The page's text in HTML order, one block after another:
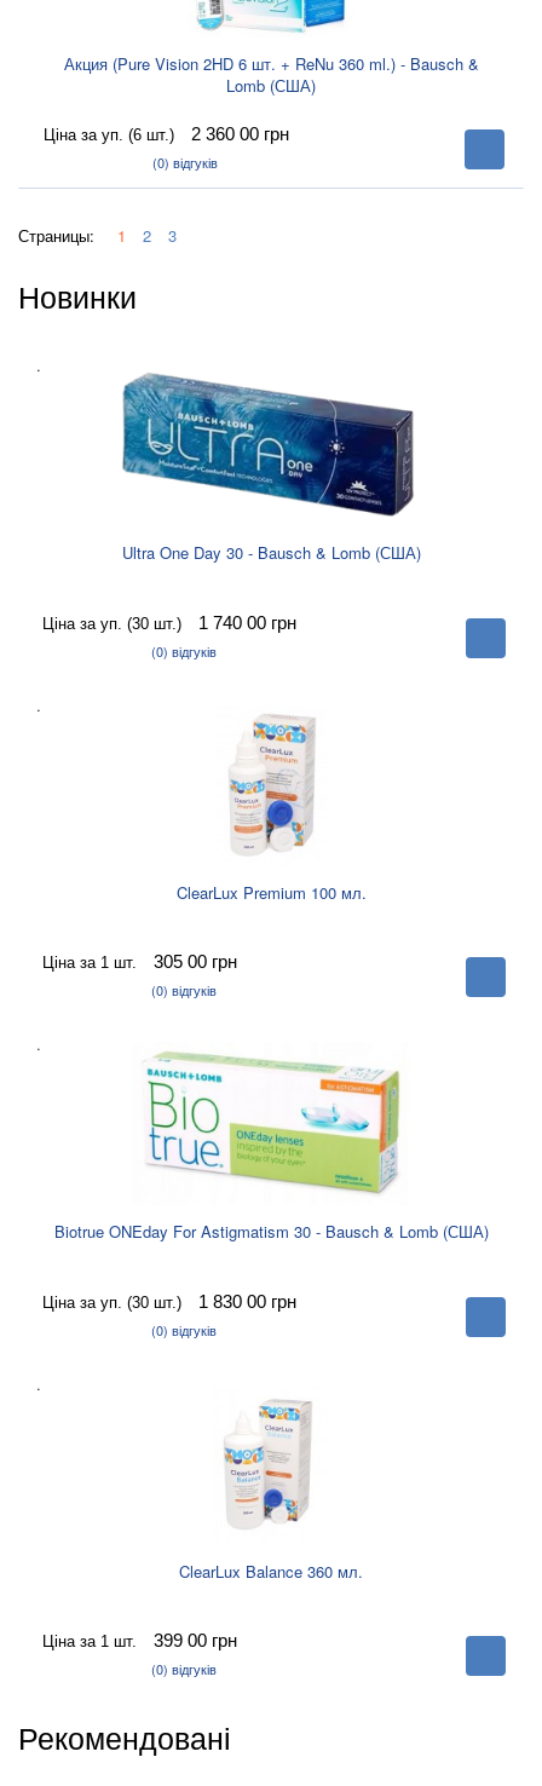
Акция (Pure Vision 2HD 6 шт. + ReNu 360 ml.) - Bausch &
Lomb (США)
Ціна за уп. (6 шт.) 2 360 00 грн
(0) відгуків
В
корзину
Страницы: 1 2 3
Новинки
.
Ultra One Day 30 - Bausch & Lomb (США)
Ціна за уп. (30 шт.) 1 740 00 грн
(0) відгуків
В
корзину
.
ClearLux Premium 100 мл.
Ціна за 1 шт. 305 00 грн
(0) відгуків
В
корзину
.
Biotrue ONEday For Astigmatism 30 - Bausch & Lomb (США)
Ціна за уп. (30 шт.) 1 830 00 грн
(0) відгуків
В
корзину
.
ClearLux Balance 360 мл.
Ціна за 1 шт. 399 00 грн
(0) відгуків
В
корзину
Рекомендовані